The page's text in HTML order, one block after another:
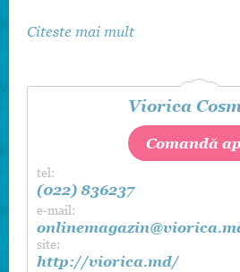
Citeste mai mult
Viorica
Comandă
tel:
(022) 836237
e-mail:
site:
http://viorica.md/